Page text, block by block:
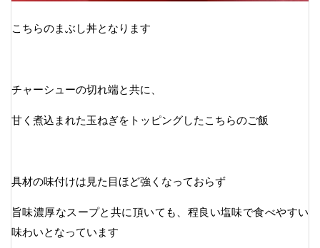
こちらのまぶし丼となります
チャーシューの切れ端と共に、
甘く煮込まれた玉ねぎをトッピングしたこちらのご飯
具材の味付けは見た目ほど強くなっておらず
旨味濃厚なスープと共に頂いても、程良い塩味で食べやすい
味わいとなっています